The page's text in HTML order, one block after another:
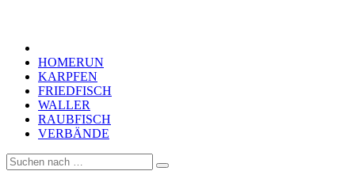
HOMERUN
KARPFEN
FRIEDFISCH
WALLER
RAUBFISCH
VERBÄNDE